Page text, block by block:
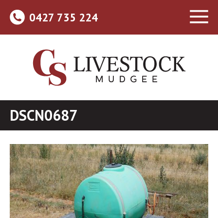
0427 735 224
DSCN0687